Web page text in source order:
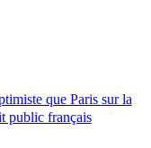
que Paris sur la
public français